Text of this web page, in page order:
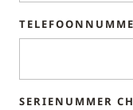
SERIENUMMER